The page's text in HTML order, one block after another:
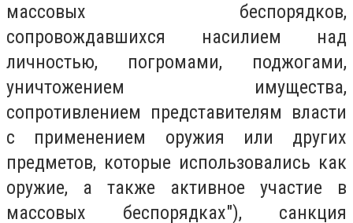
массовых беспорядков,
сопровождавшихся насилием над
личностью, погромами, поджогами,
уничтожением имущества,
сопротивлением представителям власти
с применением оружия или других
предметов, которые использовались как
оружие, а также активное участие в
массовых беспорядках"), санкция